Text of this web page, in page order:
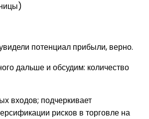
потенциал прибыли, верно.
дальше и обсудим: количество
входов; подчеркивает
рисков в торговле на